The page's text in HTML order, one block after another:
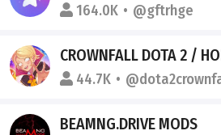
164.0K @gftrhge
CROWNFALL DOTA 2 /
44.7K
BEAMNG.DRIVE MODS